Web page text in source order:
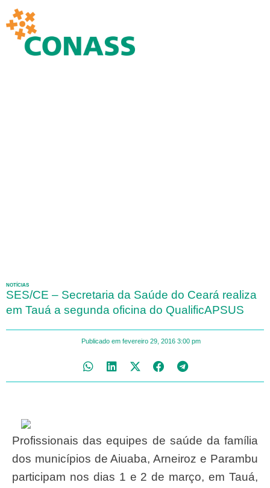
NOTÍCIAS
SES/CE – Secretaria da Saúde do Ceará realiza
em Tauá a segunda oficina do QualificAPSUS
Publicado em fevereiro 29, 2016 3:00 pm
Profissionais das equipes de saúde da família
dos municípios de Aiuaba, Arneiroz e Parambu
participam nos dias 1 e 2 de março, em Tauá,